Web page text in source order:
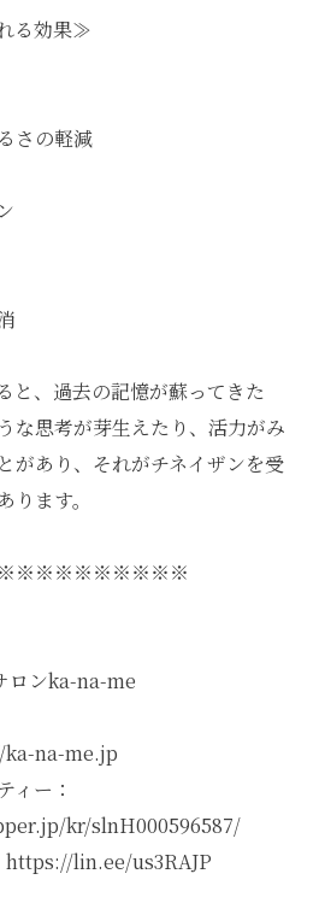
る効果≫
さの軽減
と、過去の記憶が蘇ってきた
な思考が芽生えたり、活力がみ
があり、それがチネイザンを受
ます。
ロンka-na-me
ka-na-me.jp
ィー：
kr/slnH000596587/
https://lin.ee/us3RAJP